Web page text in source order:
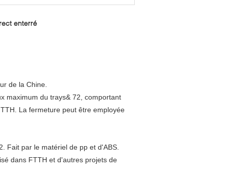
enterré
de la Chine.
maximum du trays& 72, comportant
La fermeture peut être employée
Fait par le matériel de pp et d'ABS.
dans FTTH et d'autres projets de